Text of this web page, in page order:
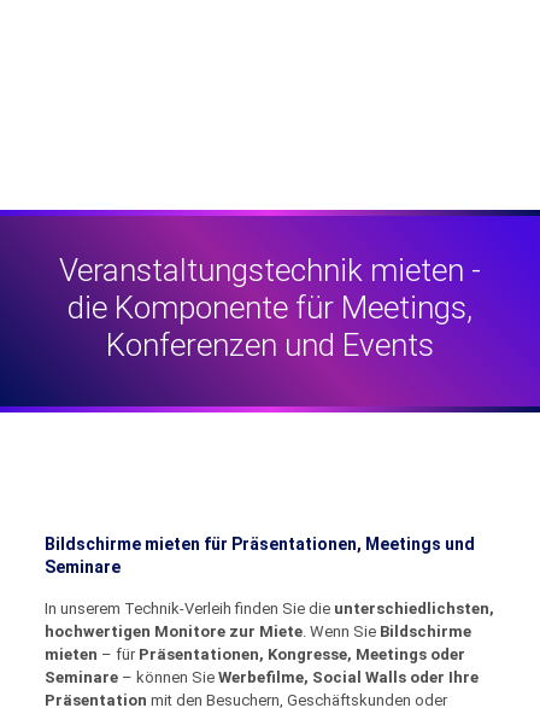
Veranstaltungstechnik mieten -
die Komponente für Meetings,
Konferenzen und Events
Bildschirme mieten für Präsentationen, Meetings und
Seminare
In unserem Technik-Verleih finden Sie die unterschiedlichsten,
hochwertigen Monitore zur Miete. Wenn Sie Bildschirme
mieten – für Präsentationen, Kongresse, Meetings oder
Seminare– können Sie Werbefilme, Social Walls oder Ihre
Präsentation mit den Besuchern, Geschäftskunden oder